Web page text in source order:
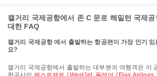
캘거리 국제공항에서 존 C 문로 해밀턴 국제공
대한 FAQ
캘거리 국제공항 에서 출발하는 항공편이 가장 인기
요?
캘거리 국제공항에서 출발하는 대부분의 여행객은 이 공항에서 가장 인기 있는